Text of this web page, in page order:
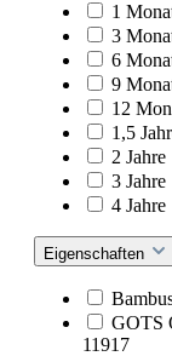
1
3
6
9
12
1,5
2 Jahre
3 Jahre
4 Jahre
Eigenschaften
GOTS
11917